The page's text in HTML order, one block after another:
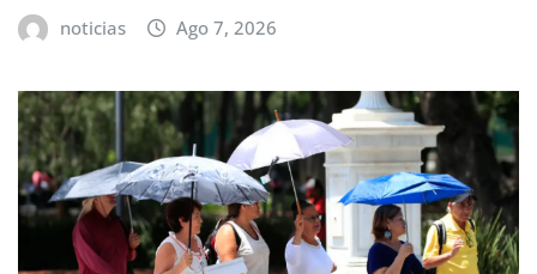
noticias Ago 7, 2026